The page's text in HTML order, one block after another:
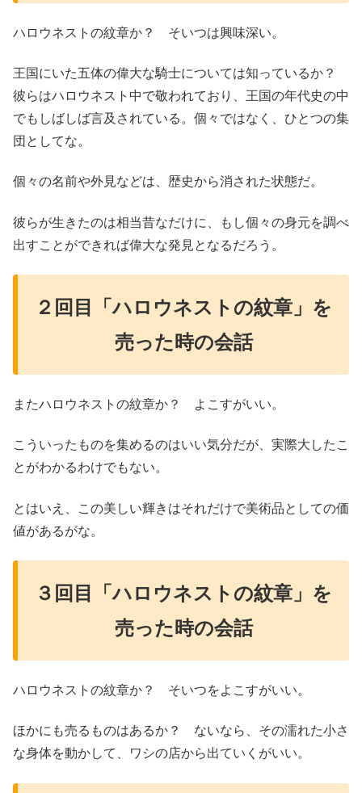
ハロウネストの紋章か？ そいつは興味深い。
王国にいた五体の偉大な騎士については知っているか？
彼らはハロウネスト中で敬われており、王国の年代史の中
でもしばしば言及されている。個々ではなく、ひとつの集
団としてな。
個々の名前や外見などは、歴史から消された状態だ。
彼らが生きたのは相当昔なだけに、もし個々の身元を調べ
出すことができれば偉大な発見となるだろう。
２回目「ハロウネストの紋章」を
売った時の会話
またハロウネストの紋章か？ よこすがいい。
こういったものを集めるのはいい気分だが、実際大したこ
とがわかるわけでもない。
とはいえ、この美しい輝きはそれだけで美術品としての価
値があるがな。
３回目「ハロウネストの紋章」を
売った時の会話
ハロウネストの紋章か？ そいつをよこすがいい。
ほかにも売るものはあるか？ ないなら、その濡れた小さ
な身体を動かして、ワシの店から出ていくがいい。